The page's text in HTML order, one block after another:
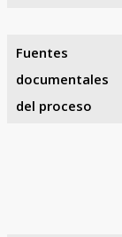
Fuentes
documentales
del proceso